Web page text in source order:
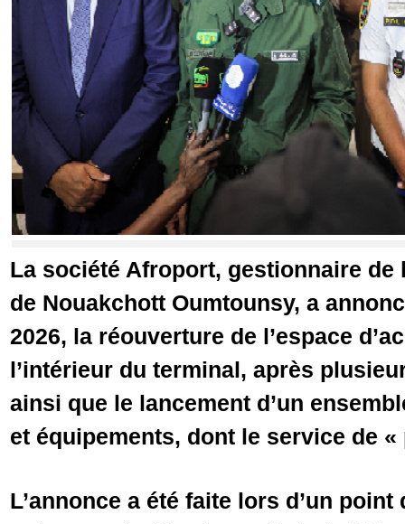
La société Afroport, gestionnaire de
de Nouakchott Oumtounsy, a
2026, la réouverture de l’espace
l’intérieur du terminal, après
ainsi que le lancement d’un
et équipements, dont le service de «
L’annonce a été faite lors d’un